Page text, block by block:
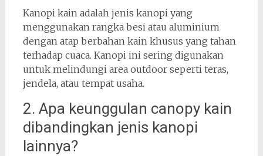
Kanopi kain adalah jenis kanopi yang
menggunakan rangka besi atau aluminium
dengan atap berbahan kain khusus yang tahan
terhadap cuaca. Kanopi ini sering digunakan
untuk melindungi area outdoor seperti teras,
jendela, atau tempat usaha.
2. Apa keunggulan canopy kain
dibandingkan jenis kanopi
lainnya?